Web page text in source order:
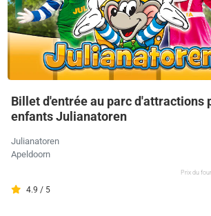
Billet d'entrée au parc d'attractions
enfants Julianatoren
Julianatoren
Apeldoorn
4.9 / 5
Prix ​​du